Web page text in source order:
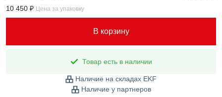
10 450 ₽ Цена за упаковку
В корзину
Товар есть в наличии
Наличие на складах EKF
Наличие у партнеров